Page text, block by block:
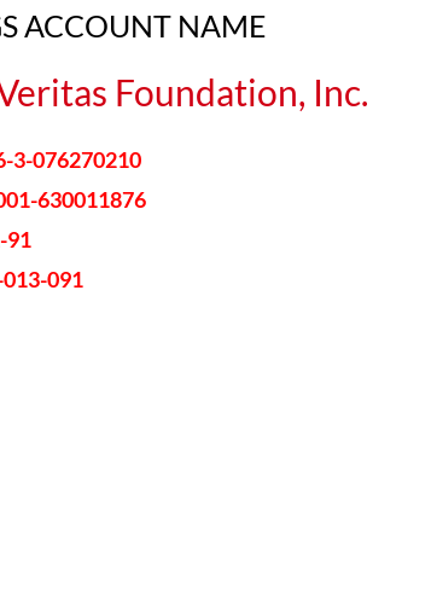
ACCOUNT NAME
Foundation, Inc.
3-076270210
630011876
91
091